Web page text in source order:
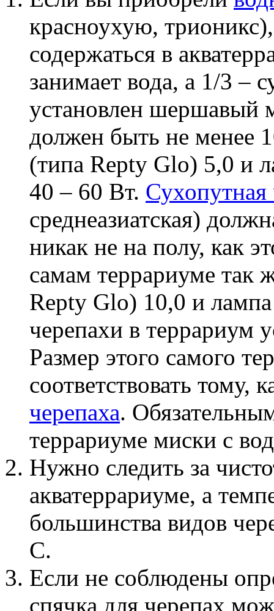
красноухую,
содержаться в
занимает вода, а 1/3 –
установлен шершавый
должен быть не менее
(типа Repty Glo) 5,0 и
40 – 60 Вт. Сухопутная
среднеазиатская)
никак не на полу, как
самам террариуме так
Repty Glo) 10,0 и
черепахи в террариум
Размер этого самого
соответствовать тому,
черепаха.
террариуме миски с
Нужно следить за
акватеррариуме, а
большинства видов
С.
Если не соблюдены
спячка для черепах